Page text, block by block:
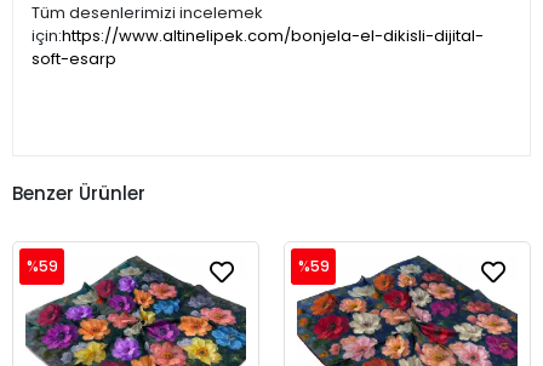
Tüm desenlerimizi incelemek
için:https://www.altinelipek.com/bonjela-el-dikisli-dijital-
soft-esarp
Benzer Ürünler
%59 %59